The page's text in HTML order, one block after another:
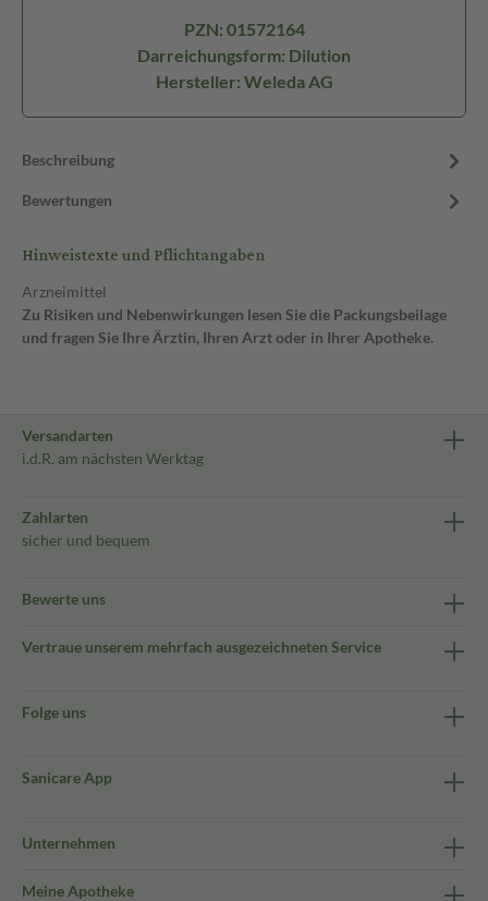
PZN: 01572164
Darreichungsform: Dilution
Hersteller: Weleda AG
Beschreibung
Bewertungen
Hinweistexte und Pflichtangaben
Arzneimittel
Zu Risiken und Nebenwirkungen lesen Sie die Packungsbeilage
und fragen Sie Ihre Ärztin, Ihren Arzt oder in Ihrer Apotheke.
Versandarten
i.d.R. am nächsten Werktag
Zahlarten
sicher und bequem
Bewerte uns
Vertraue unserem mehrfach ausgezeichneten Service
Folge uns
Sanicare App
Unternehmen
Meine Apotheke